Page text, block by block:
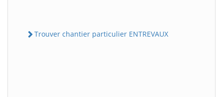
Trouver chantier particulier ENTREVAUX